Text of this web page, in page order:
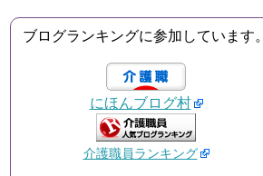
ブログランキングに参加しています。
にほんブログ村
介護職員ランキング